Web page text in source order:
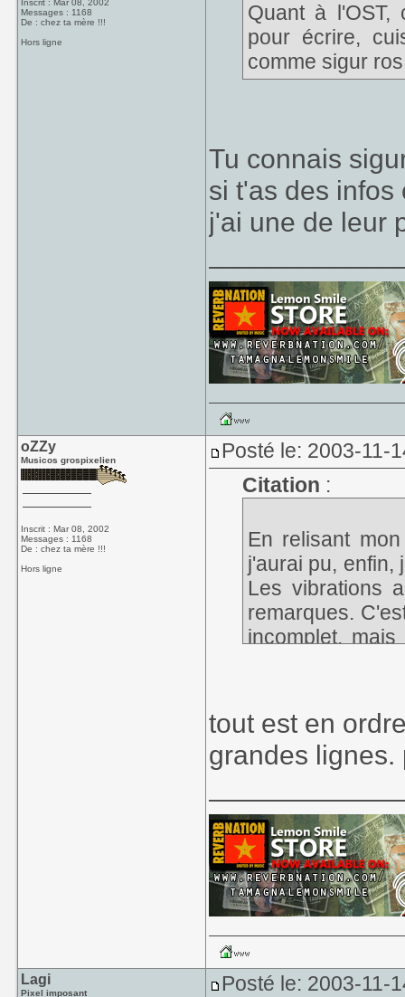
Inscrit : Mar 08, 2002
Messages : 1168
De : chez ta mère !!!
Hors ligne
Quant à l'OST,
pour écrire,
comme sigur
Tu connais
si t'as des infos
j'ai une de leur
oZZy
Musicos grospixelien
Inscrit : Mar 08, 2002
Messages : 1168
De : chez ta mère !!!
Hors ligne
Posté le: 2003-11-
Citation :
En relisant
j'aurai pu, enfin,
Les vibrations
remarques.
incomplet,
l'habitude de
plus trop
auteur/
tout est en
grandes
Lagi
Pixel imposant Posté le: 2003-11-